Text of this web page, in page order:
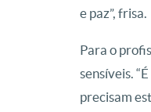
e paz”, frisa.
Para o
sensíveis.
precisam